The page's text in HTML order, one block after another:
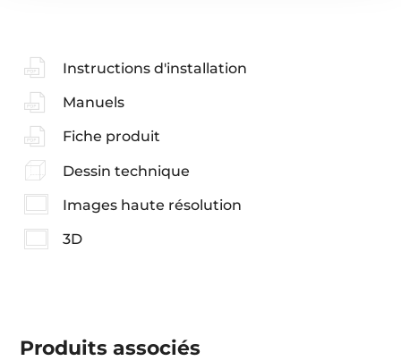
Instructions d'installation
Manuels
Fiche produit
Dessin technique
Images haute résolution
3D
Produits associés